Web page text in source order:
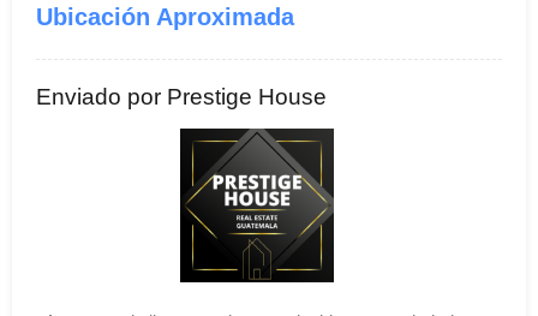
Ubicación Aproximada
Enviado por Prestige House